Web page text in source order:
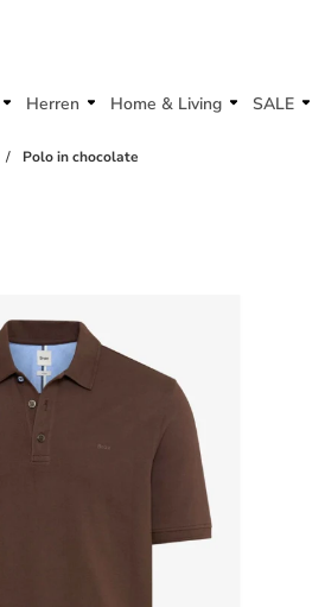
Herren Home & Living SALE
Polo in chocolate